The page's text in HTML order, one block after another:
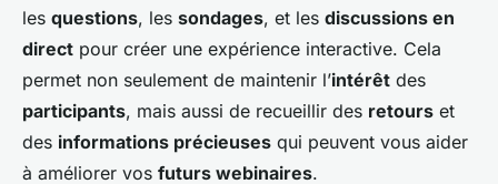
les questions, les sondages, et les discussions en
direct pour créer une expérience interactive. Cela
permet non seulement de maintenir l’intérêt des
participants, mais aussi de recueillir des retours et
des informations précieuses qui peuvent vous aider
à améliorer vos futurs webinaires.